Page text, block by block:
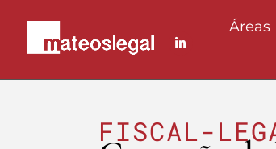
Áreas
FISCAL-